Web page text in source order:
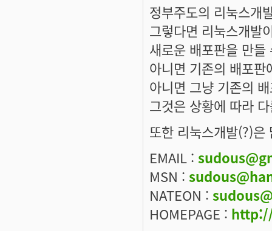
정부주도의 리눅스개
그렇다면 리눅스개발
새로운 배포판을 만
아니면 기존의 배포
아니면 그냥 기존의
그것은 상황에 따라
또한 리눅스개발(?)
EMAIL :
MSN :
NATEON :
HOMEPAGE :